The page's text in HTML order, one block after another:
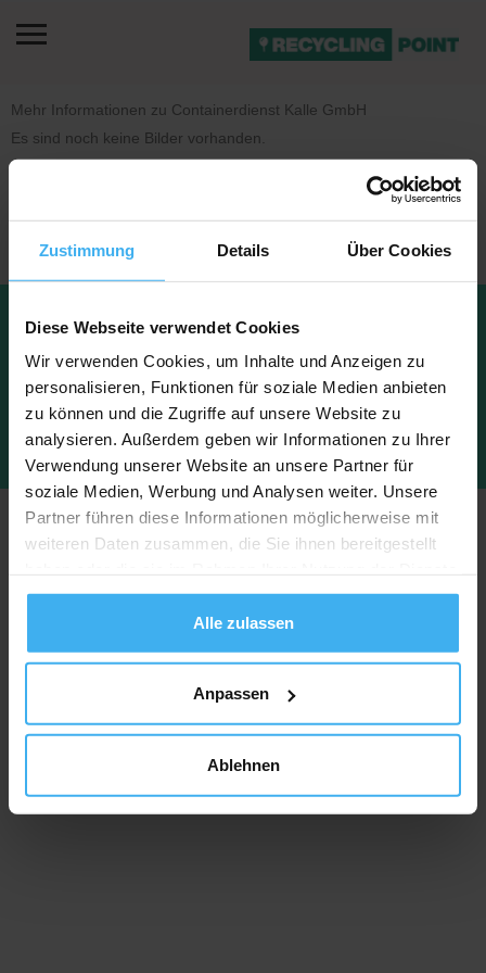
Zustimmung Details Über Cookies
Diese Webseite verwendet Cookies
Wir verwenden Cookies, um Inhalte und Anzeigen zu
personalisieren, Funktionen für soziale Medien anbieten
zu können und die Zugriffe auf unsere Website zu
analysieren. Außerdem geben wir Informationen zu Ihrer
Verwendung unserer Website an unsere Partner für
soziale Medien, Werbung und Analysen weiter. Unsere
Partner führen diese Informationen möglicherweise mit
weiteren Daten zusammen, die Sie ihnen bereitgestellt
gesammelt haben.
Alle zulassen
Anpassen
Ablehnen
Mehr Informationen zu Containerdienst Kalle GmbH
Es sind noch keine Bilder vorhanden.
Datenschu
Impressu
Copyright © 2023 Recyclingpoint